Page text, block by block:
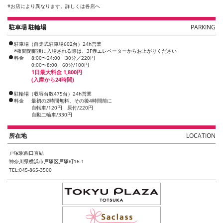
※お店により異なります。詳しくは各店へ
駐車場 駐輪場 PARKING
駐車場（自走式駐車場602台）24h営業
※夜間閉館後に入場される際は、3F赤エレベーターからお上がりください
料金
8:00〜24:00 30分／220円
0:00〜8:00 60分/100円
1日最大料金 1,800円
(入庫から24時間)
駐輪場（収容台数475台）24h営業
料金
最初の2時間無料、その後4時間前に
自転車/120円 原付/220円
自動二輪車/330円
所在地 LOCATION
戸塚駅西口直結
神奈川県横浜市戸塚区戸塚町16-1
TEL:045-865-3500